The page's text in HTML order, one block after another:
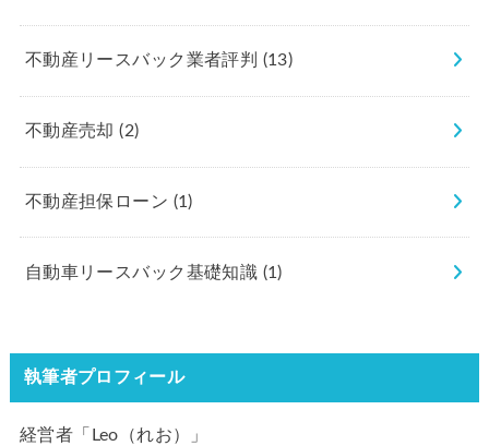
不動産リースバック業者評判 (13)
不動産売却(2)
不動産担保ローン (1)
自動車リースバック基礎知識 (1)
執筆者プロフィール
経営者「Leo（れお）」